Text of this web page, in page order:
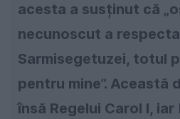
acesta a susținut că
necunoscut a
Sarmisegetuzei, totul
pentru mine”. Această
însă Regelui Carol I,